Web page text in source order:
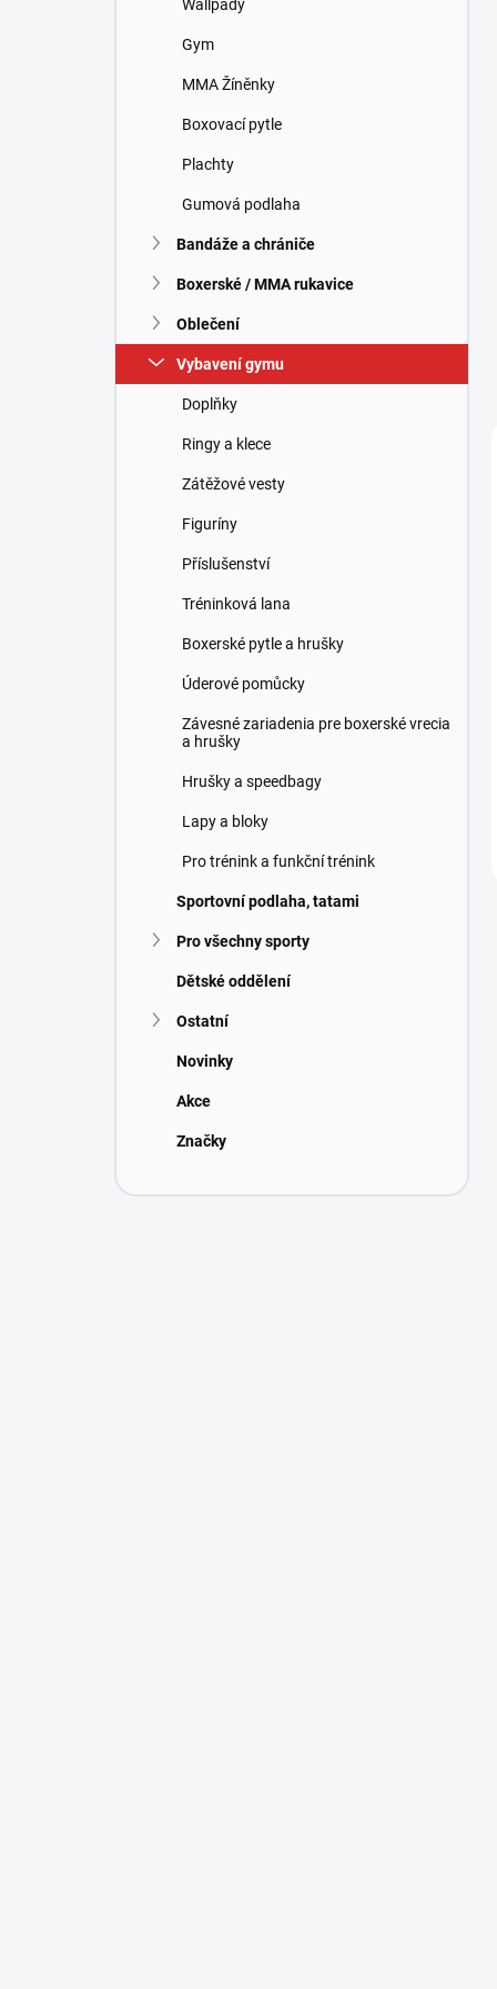
Wallpady
Gym
MMA Žíněnky
Boxovací pytle
Plachty
Gumová podlaha
Bandáže a chrániče
Boxerské / MMA rukavice
Oblečení
Vybavení gymu
Doplňky
Ringy a klece
Zátěžové vesty
Figuríny
Příslušenství
Tréninková lana
Boxerské pytle a hrušky
Úderové pomůcky
Závesné zariadenia pre boxerské vrecia
a hrušky
Hrušky a speedbagy
Lapy a bloky
Pro trénink a funkční trénink
Sportovní podlaha, tatami
Pro všechny sporty
Dětské oddělení
Ostatní
Novinky
Akce
Značky